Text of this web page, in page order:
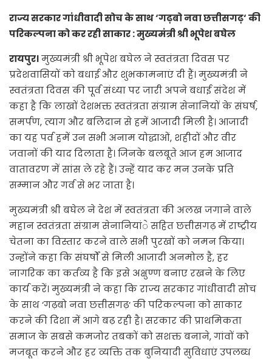
राज्य सरकार गांधीवादी सोच के साथ ‘गढ़बो नवा छत्तीसगढ़‘ की
परिकल्पना को कर रही साकार : मुख्यमंत्री श्री भूपेश बघेल
रायपुर।मुख्यमंत्री श्री भूपेश बघेल ने स्वतंत्रता दिवस पर
प्रदेशवासियों को बधाई और शुभकामनाएं दी हैं। मुख्यमंत्री ने
स्वतंत्रता दिवस की पूर्व संध्या पर जारी अपने बधाई संदेश में
कहा है कि लाखों देशभक्त स्वतंत्रता संग्राम सेनानियों के संघर्ष,
समर्पण, त्याग और बलिदान से हमें आजादी मिली है। आजादी
का यह पर्व हमें उन सभी अनाम योद्धाओं, शहीदों और वीर
जवानों की याद दिलाता है। जिनके बलबूते आज हम आजाद
वातावरण में सांस ले रहे हैं। उन्हें याद कर मन उनके प्रति
सम्मान और गर्व से भर जाता है।
मुख्यमंत्री श्री बघेल ने देश में स्वतंत्रता की अलख जगाने वाले
महान स्वतंत्रता संग्राम सेनानियांे सहित छत्तीसगढ़ में राष्ट्रीय
चेतना का विस्तार करने वाले सभी पुरखों को नमन किया।
उन्होंने कहा कि संघर्षों से मिली आजादी अनमोल है, हर
नागरिक का कर्तव्य है कि इसे अक्षुण्ण बनाए रखने के लिए
कार्य करें। मुख्यमंत्री ने कहा कि राज्य सरकार गांधीवादी सोच
के साथ ‘गढ़बो नवा छत्तीसगढ़‘ की परिकल्पना को साकार
करने की दिशा में आगे बढ़ रही है। सरकार की प्राथमिकता
समाज के सबसे कमजोर तबकों को सशक्त बनाने, गांवों को
मजबूत करने और हर व्यक्ति तक बुनियादी सुविधाएं उपलब्ध